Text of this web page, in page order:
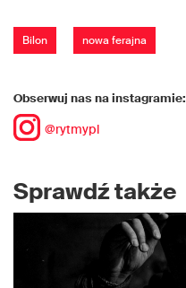
Bilon nowa ferajna
Obserwuj nas na instagramie:
@rytmypl
Sprawdź także